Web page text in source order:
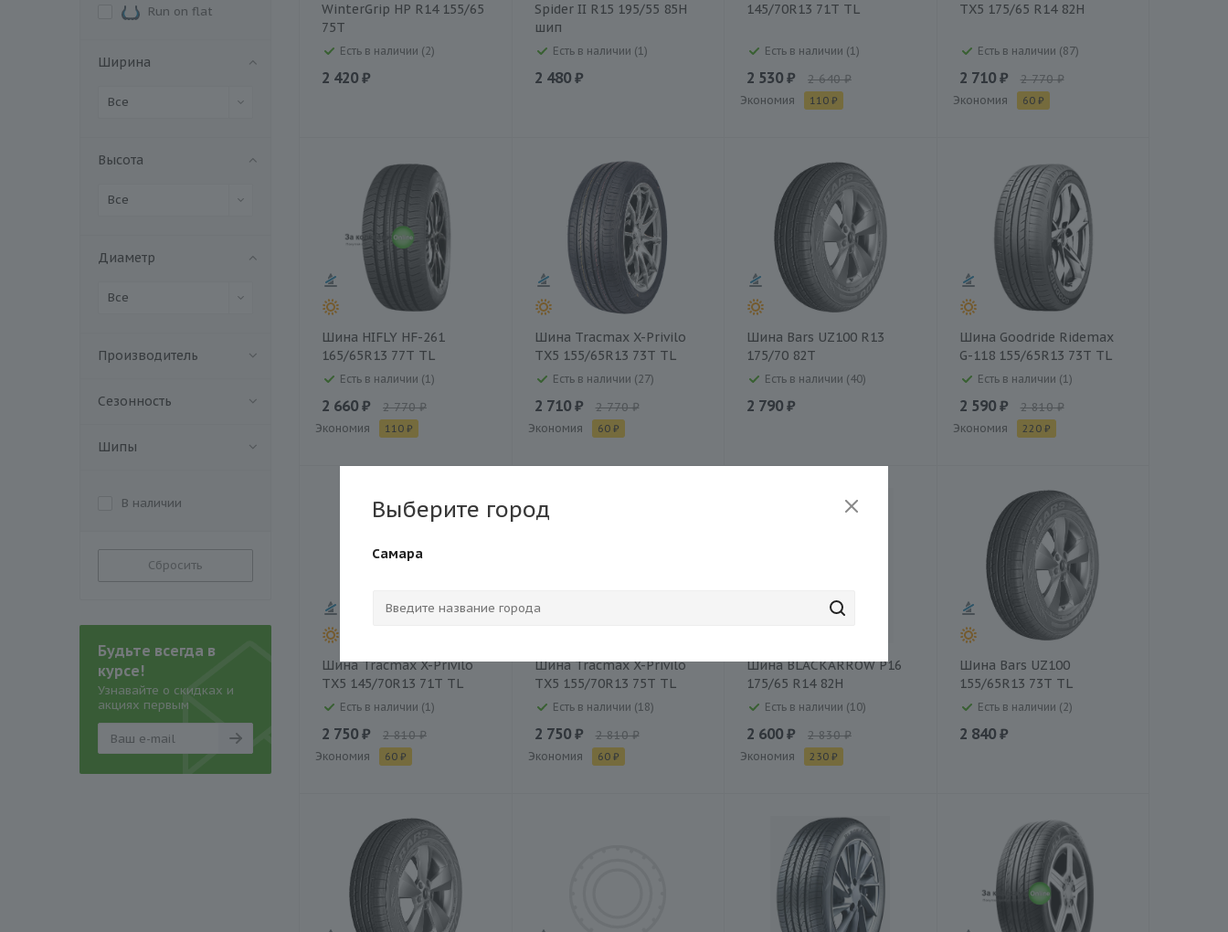
WinterGrip HP R14 155/65
75T
Есть в наличии (2)
2 420 ₽
Spider II R15 195/55 85H
шип
Есть в наличии (1)
2 480 ₽
145/70R13 71T TL
Есть в наличии (1)
2 530 ₽ 2 640 ₽
Экономия 110 ₽
TX5 175/65 R14 82H
Есть в наличии (87)
2 710 ₽ 2 770 ₽
Экономия 60 ₽
Шина HIFLY HF-261
165/65R13 77T TL
Есть в наличии (1)
2 660 ₽ 2 770 ₽
Экономия 110 ₽
Шина Tracmax X-Privilo
TX5 155/65R13 73T TL
Есть в наличии (27)
2 710 ₽ 2 770 ₽
Экономия 60 ₽
Шина Bars UZ100 R13
175/70 82T
Есть в наличии (40)
2 790 ₽
Шина Goodride Ridemax
G-118 155/65R13 73T TL
Есть в наличии (1)
2 590 ₽ 2 810 ₽
Экономия 220 ₽
Шина Tracmax X-Privilo
TX5 145/70R13 71T TL
Есть в наличии (1)
2 750 ₽ 2 810 ₽
Экономия 60 ₽
Шина Tracmax X-Privilo
TX5 155/70R13 75T TL
Есть в наличии (18)
2 750 ₽ 2 810 ₽
Экономия 60 ₽
Шина BLACKARROW P16
175/65 R14 82H
Есть в наличии (10)
2 600 ₽ 2 830 ₽
Экономия 230 ₽
Шина Bars UZ100
155/65R13 73T TL
Есть в наличии (2)
2 840 ₽
Run on flat
Ширина
Все
Высота
Все
Диаметр
Все
Производитель
Сезонность
Шипы
В наличии
Сбросить
Будьте всегда в
курсе!
Узнавайте о скидках и
акциях первым
Выберите город
Самара